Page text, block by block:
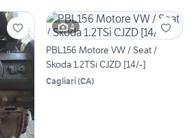
4
PBL156 Motore VW / Seat /
Skoda 1.2TSi CJZD [14/-]
Cagliari(CA)